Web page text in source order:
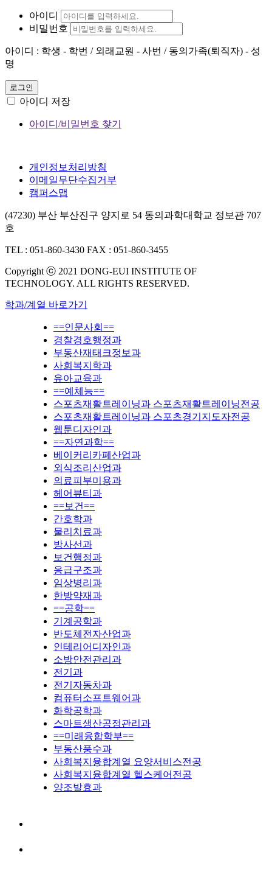
아이디
비밀번호
아이디 : 학생 - 학번 / 외래교원 - 사번 / 동의가족(퇴직자) - 성
명
로그인
아이디 저장
아이디/비밀번호 찾기
개인정보처리방침
이메일무단수집거부
캠퍼스맵
(47230) 부산 부산진구 양지로 54 동의과학대학교 정보관 707
호
TEL : 051-860-3430 FAX : 051-860-3455
Copyright ⓒ 2021 DONG-EUI INSTITUTE OF
TECHNOLOGY. ALL RIGHTS RESERVED.
학과/계열 바로가기
==인문사회==
경찰경호행정과
부동산재태크정보과
사회복지학과
유아교육과
==예체능==
스포츠재활트레이닝과 스포츠재활트레이닝전공
스포츠재활트레이닝과 스포츠경기지도자전공
웹툰디자인과
==자연과학==
베이커리카페산업과
외식조리산업과
의료피부미용과
헤어뷰티과
==보건==
간호학과
물리치료과
방사선과
보건행정과
응급구조과
임상병리과
한방약재과
==공학==
기계공학과
반도체전자산업과
인테리어디자인과
소방안전관리과
전기과
전기자동차과
컴퓨터소프트웨어과
화학공학과
스마트생산공정관리과
==미래융합학부==
부동산풍수과
사회복지융합계열 요양서비스전공
사회복지융합계열 헬스케어전공
양조발효과